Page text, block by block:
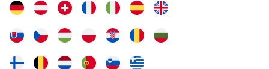
mold in the house. I start a movie, and by the time it ends, it has
emptied the tank. It's not the quietest, but you can get used to the
Amazon user
Traduire